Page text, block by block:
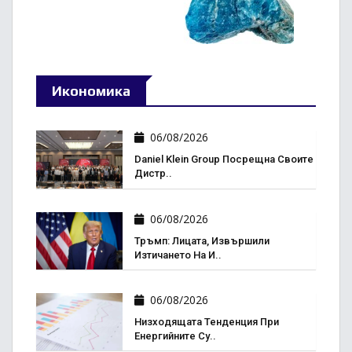
Икономика
06/08/2026
Daniel Klein Group Посрещна Своите
Дистр..
06/08/2026
Тръмп: Лицата, Извършили
Изтичането На И..
06/08/2026
Низходящата Тенденция При
Енергийните Су..